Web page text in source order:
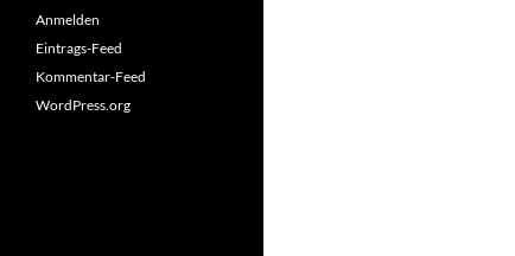
Anmelden
Eintrags-Feed
Kommentar-Feed
WordPress.org